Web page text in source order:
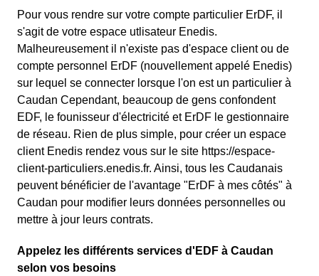
Pour vous rendre sur votre compte particulier ErDF, il
s'agit de votre espace utlisateur Enedis.
Malheureusement il n'existe pas d'espace client ou de
compte personnel ErDF (nouvellement appelé Enedis)
sur lequel se connecter lorsque l'on est un particulier à
Caudan Cependant, beaucoup de gens confondent
EDF, le founisseur d'électricité et ErDF le gestionnaire
de réseau. Rien de plus simple, pour créer un espace
client Enedis rendez vous sur le site https://espace-
client-particuliers.enedis.fr. Ainsi, tous les Caudanais
peuvent bénéficier de l'avantage "ErDF à mes côtés" à
Caudan pour modifier leurs données personnelles ou
mettre à jour leurs contrats.
Appelez les différents services d'EDF à Caudan
selon vos besoins